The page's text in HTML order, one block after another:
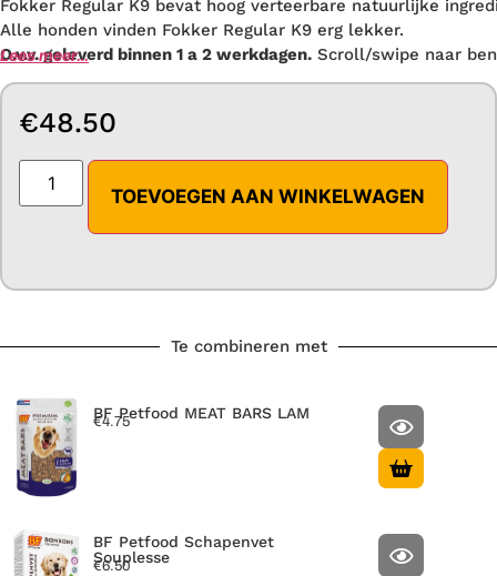
Fokker Regular K9 bevat hoog verteerbare natuurlijke
Alle honden vinden Fokker Regular K9 erg lekker.
O.v.v. geleverd binnen 1 a 2 werkdagen. Scroll/swipe naar
Lees meer…
€48.50
TOEVOEGEN AAN WINKELWAGEN
Te combineren met
BF Petfood MEAT BARS LAM
€4.75
BF Petfood Schapenvet
Souplesse
€6.50